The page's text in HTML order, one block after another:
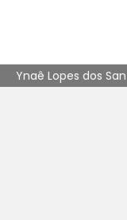
Ynaê Lopes dos